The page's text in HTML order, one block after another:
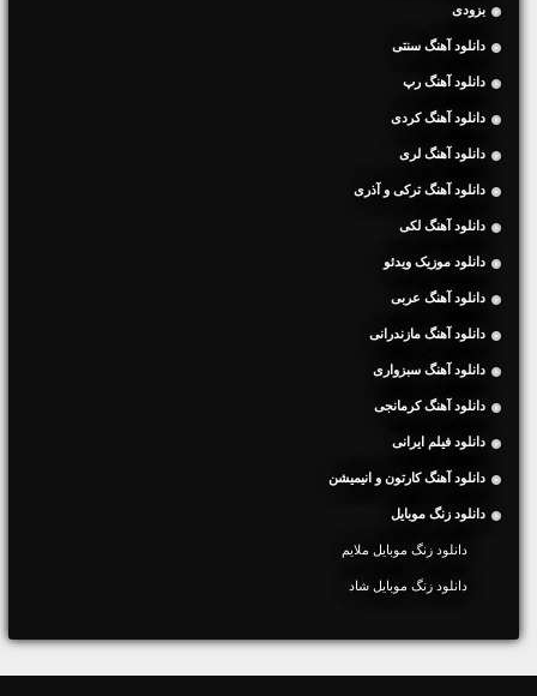
بزودی
دانلود آهنگ سنتی
دانلود آهنگ رپ
دانلود آهنگ کردی
دانلود آهنگ لری
دانلود آهنگ ترکی و آذری
دانلود آهنگ لکی
دانلود موزیک ویدئو
دانلود آهنگ عربی
دانلود آهنگ مازندرانی
دانلود آهنگ سبزواری
دانلود آهنگ کرمانجی
دانلود فیلم ایرانی
دانلود آهنگ کارتون و انیمیشن
دانلود زنگ موبایل
دانلود زنگ موبایل ملایم
دانلود زنگ موبایل شاد